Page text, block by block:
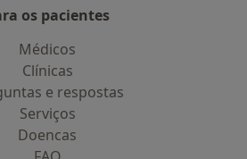
os pacientes
Médicos
Clínicas
e respostas
Serviços
Doencas